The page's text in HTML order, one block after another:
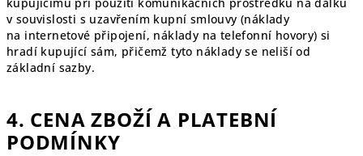
v souvislosti s uzavřením kupní smlouvy (náklady
na internetové připojení, náklady na telefonní hovory) si
hradí kupující sám, přičemž tyto náklady se neliší od
základní sazby.
4. CENA ZBOŽÍ A PLATEBNÍ
PODMÍNKY